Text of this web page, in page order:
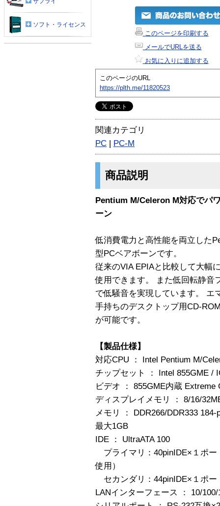
このページを印刷する
メールでURLを送る
お気に入りに追加する
このページのURL
https://plth.me/11820523
関連カテゴリ
PC | PC-M
商品説明
Pentium M/Celeron M対応でパ
ーン
低消費電力と高性能を両立した
型PCベアボーンです。
従来のVIA EPIAと比較して大幅
使用できます。 また低回転静音
で低騒音を実現しています。 エ
手持ちのデスクトップ用CD-
が可能です。
【製品仕様】
対応CPU ： Intel Pentium M/
チップセット ： Intel 855GME /
ビデオ ： 855GME内蔵 Extreme
ディスプレイメモリ ： 8/16/
メモリ ： DDR266/DDR333
最大1GB
IDE ： UltraATA 100
プライマリ：40pinIDE×１ポー
使用）
セカンダリ：44pinIDE×１ポー
LANインターフェース ： 10/
ソフト・ライセンス